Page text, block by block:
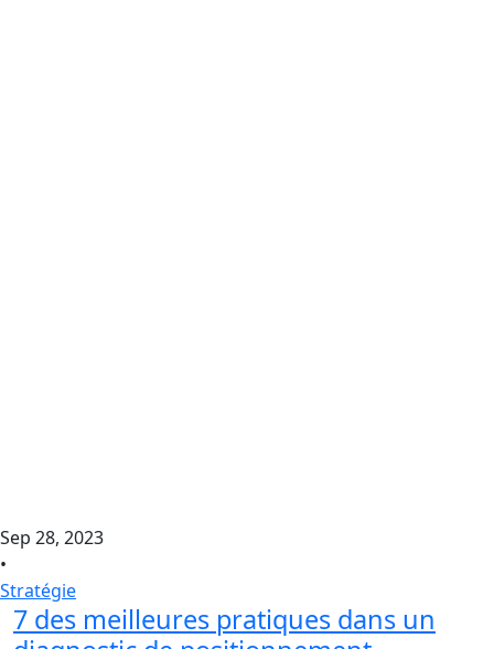
Sep 28, 2023
•
Stratégie
7 des meilleures pratiques dans un